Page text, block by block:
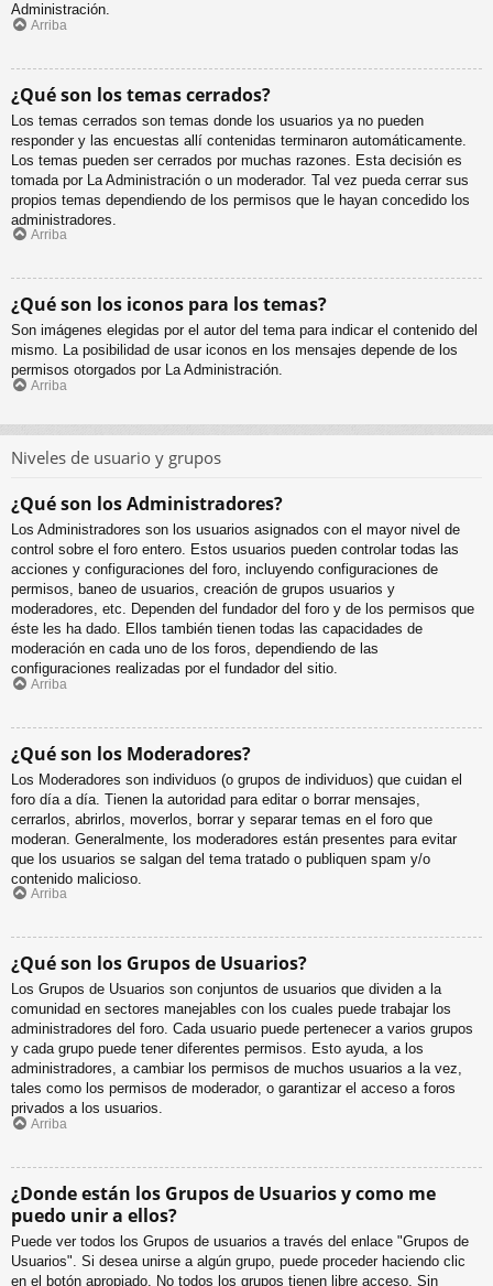
Administración.
Arriba
¿Qué son los temas cerrados?
Los temas cerrados son temas donde los usuarios ya no pueden
responder y las encuestas allí contenidas terminaron automáticamente.
Los temas pueden ser cerrados por muchas razones. Esta decisión es
tomada por La Administración o un moderador. Tal vez pueda cerrar sus
propios temas dependiendo de los permisos que le hayan concedido los
administradores.
Arriba
¿Qué son los iconos para los temas?
Son imágenes elegidas por el autor del tema para indicar el contenido del
mismo. La posibilidad de usar iconos en los mensajes depende de los
permisos otorgados por La Administración.
Arriba
Niveles de usuario y grupos
¿Qué son los Administradores?
Los Administradores son los usuarios asignados con el mayor nivel de
control sobre el foro entero. Estos usuarios pueden controlar todas las
acciones y configuraciones del foro, incluyendo configuraciones de
permisos, baneo de usuarios, creación de grupos usuarios y
moderadores, etc. Dependen del fundador del foro y de los permisos que
éste les ha dado. Ellos también tienen todas las capacidades de
moderación en cada uno de los foros, dependiendo de las
configuraciones realizadas por el fundador del sitio.
Arriba
¿Qué son los Moderadores?
Los Moderadores son individuos (o grupos de individuos) que cuidan el
foro día a día. Tienen la autoridad para editar o borrar mensajes,
cerrarlos, abrirlos, moverlos, borrar y separar temas en el foro que
moderan. Generalmente, los moderadores están presentes para evitar
que los usuarios se salgan del tema tratado o publiquen spam y/o
contenido malicioso.
Arriba
¿Qué son los Grupos de Usuarios?
Los Grupos de Usuarios son conjuntos de usuarios que dividen a la
comunidad en sectores manejables con los cuales puede trabajar los
administradores del foro. Cada usuario puede pertenecer a varios grupos
y cada grupo puede tener diferentes permisos. Esto ayuda, a los
administradores, a cambiar los permisos de muchos usuarios a la vez,
tales como los permisos de moderador, o garantizar el acceso a foros
privados a los usuarios.
Arriba
¿Donde están los Grupos de Usuarios y como me
puedo unir a ellos?
Puede ver todos los Grupos de usuarios a través del enlace "Grupos de
Usuarios". Si desea unirse a algún grupo, puede proceder haciendo clic
en el botón apropiado. No todos los grupos tienen libre acceso. Sin